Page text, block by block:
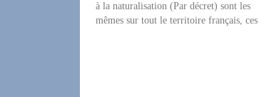
à la naturalisation (Par décret) sont les
mêmes sur tout le territoire français, ces